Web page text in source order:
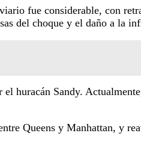
fue considerable, con
del choque y el daño a la
huracán Sandy.
Queens y Manhattan, y